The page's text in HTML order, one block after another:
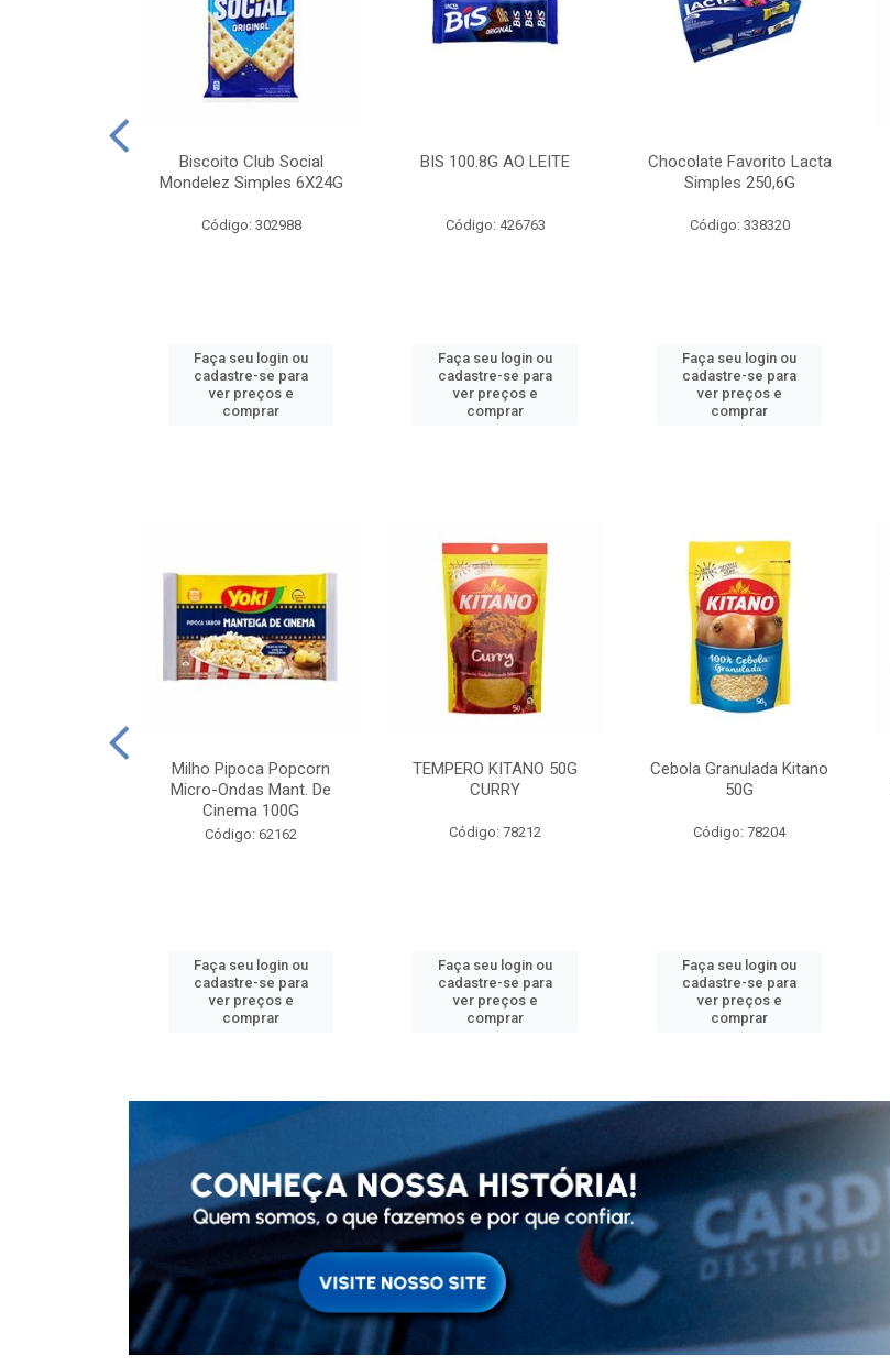
Biscoito Club Social
Mondelez Simples 6X24G
Código: 302988
Faça seu login ou
cadastre-se para
ver preços e
comprar
BIS 100.8G AO LEITE
Código: 426763
Faça seu login ou
cadastre-se para
ver preços e
comprar
Chocolate Favorito Lacta
Simples 250,6G
Código: 338320
Faça seu login ou
cadastre-se para
ver preços e
comprar
Milho Pipoca Popcorn
Micro-Ondas Mant. De
Cinema 100G
Código: 62162
Faça seu login ou
cadastre-se para
ver preços e
comprar
TEMPERO KITANO 50G
CURRY
Código: 78212
Faça seu login ou
cadastre-se para
ver preços e
comprar
Cebola Granulada Kitano
50G
Código: 78204
Faça seu login ou
cadastre-se para
ver preços e
comprar